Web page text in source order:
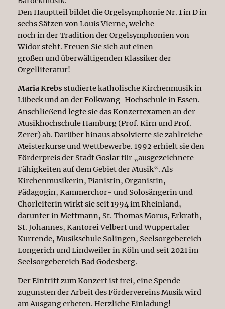
Den Hauptteil bildet die Orgelsymphonie Nr. 1 in D in
sechs Sätzen von Louis Vierne, welche
noch in der Tradition der Orgelsymphonien von
Widor steht. Freuen Sie sich auf einen
großen und überwältigenden Klassiker der
Orgelliteratur!
Maria Krebs studierte katholische Kirchenmusik in
Lübeck und an der Folkwang-Hochschule in Essen.
Anschließend legte sie das Konzertexamen an der
Musikhochschule Hamburg (Prof. Kirn und Prof.
Zerer) ab. Darüber hinaus absolvierte sie zahlreiche
Meisterkurse und Wettbewerbe. 1992 erhielt sie den
Förderpreis der Stadt Goslar für „ausgezeichnete
Fähigkeiten auf dem Gebiet der Musik“. Als
Kirchenmusikerin, Pianistin, Organistin,
Pädagogin, Kammerchor- und Solosängerin und
Chorleiterin wirkt sie seit 1994 im Rheinland,
darunter in Mettmann, St. Thomas Morus, Erkrath,
St. Johannes, Kantorei Velbert und Wuppertaler
Kurrende, Musikschule Solingen, Seelsorgebereich
Longerich und Lindweiler in Köln und seit 2021 im
Seelsorgebereich Bad Godesberg.
Der Eintritt zum Konzert ist frei, eine Spende
zugunsten der Arbeit des Fördervereins Musik wird
am Ausgang erbeten. Herzliche Einladung!